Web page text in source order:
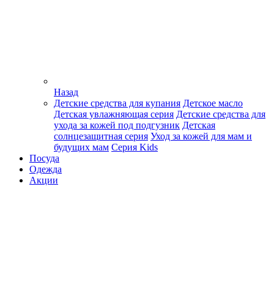
Назад
Детские средства для купания Детское масло
Детская увлажняющая серия Детские средства для
ухода за кожей под подгузник Детская
солнцезащитная серия Уход за кожей для мам и
будущих мам Серия Kids
Посуда
Одежда
Акции